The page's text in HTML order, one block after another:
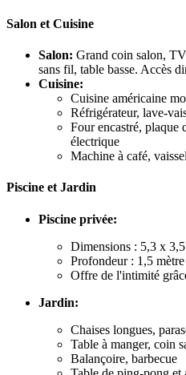
Salon et Cuisine
Salon: Grand coin salon,
sans fil, table basse. Accès
Cuisine:
Cuisine américaine
Réfrigérateur, lave-
Four encastré, plaque
électrique
Machine à café,
Piscine et Jardin
Piscine privée:
Dimensions : 5,3 x
Profondeur : 1,5 mètre
Offre de l'intimité
Jardin:
Chaises longues,
Table à manger, coin
Balançoire, barbecue